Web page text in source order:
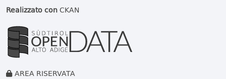
Realizzato conCKAN
AREA RISERVATA